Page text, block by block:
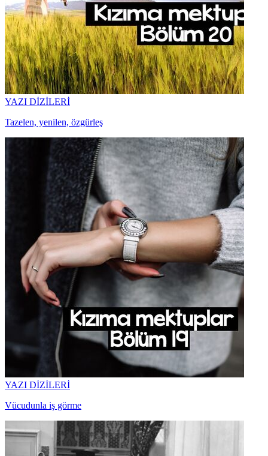
YAZI DİZİLERİ
Tazelen, yenilen, özgürleş
YAZI DİZİLERİ
Vücudunla iş görme